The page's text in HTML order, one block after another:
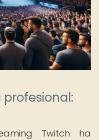
Twitch ha